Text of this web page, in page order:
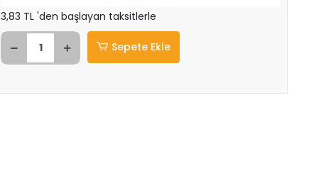
3,83 TL 'den başlayan taksitlerle
Sepete Ekle